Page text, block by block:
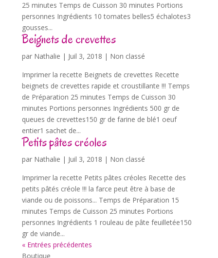
25 minutes Temps de Cuisson 30 minutes Portions
personnes Ingrédients 10 tomates belles5 échalotes3
gousses...
Beignets de crevettes
par Nathalie | Juil 3, 2018 | Non classé
Imprimer la recette Beignets de crevettes Recette
beignets de crevettes rapide et croustillante !!! Temps
de Préparation 25 minutes Temps de Cuisson 30
minutes Portions personnes Ingrédients 500 gr de
queues de crevettes150 gr de farine de blé1 oeuf
entier1 sachet de...
Petits pâtes créoles
par Nathalie | Juil 3, 2018 | Non classé
Imprimer la recette Petits pâtes créoles Recette des
petits pâtés créole !!! la farce peut être à base de
viande ou de poissons... Temps de Préparation 15
minutes Temps de Cuisson 25 minutes Portions
personnes Ingrédients 1 rouleau de pâte feuilletée150
gr de viande...
« Entrées précédentes
Boutique